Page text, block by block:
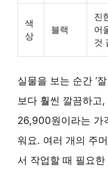
색
상
블랙
진
어
것
실물을 보는 순간 ‘
보다 훨씬 깔끔하고
26,900원이라는 가
워요. 여러 개의 주
서 작업할 때 필요